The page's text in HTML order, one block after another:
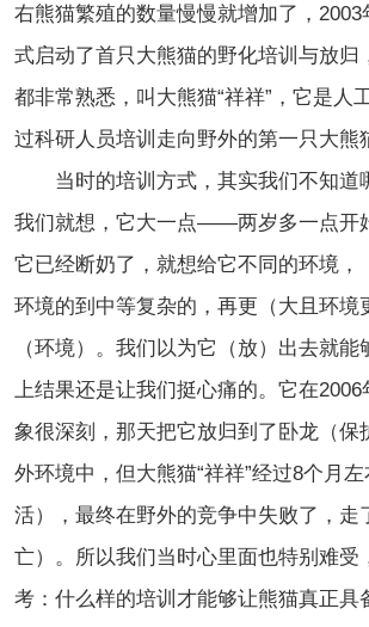
右熊猫繁殖的数量慢慢就增加了，2003
式启动了首只大熊猫的野化培训与放归
都非常熟悉，叫大熊猫“祥祥”，它是人
过科研人员培训走向野外的第一只大熊
当时的培训方式，其实我们不知道
我们就想，它大一点——两岁多一点开
它已经断奶了，就想给它不同的环境，
环境的到中等复杂的，再更（大且环境
（环境）。我们以为它（放）出去就
上结果还是让我们挺心痛的。它在
象很深刻，那天把它放归到了卧龙（保
外环境中，但大熊猫“祥祥”经过8个月
活），最终在野外的竞争中失败了，走
亡）。所以我们当时心里面也特别难受
考：什么样的培训才能够让熊猫真正具